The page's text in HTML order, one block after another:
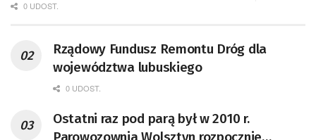
0 UDOST.
Rządowy Fundusz Remontu Dróg dla
województwa lubuskiego
0 UDOST.
Ostatni raz pod parą był w 2010 r.
Parowozownia Wolsztyn rozpocznie